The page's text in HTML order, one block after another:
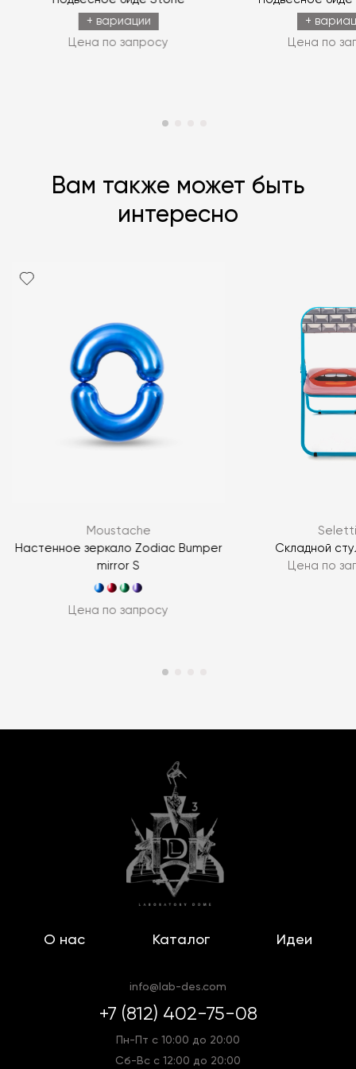
+ вариации
Цена по запросу
+
Цена по
Вам также может быть
интересно
Moustache
Настенное зеркало Zodiac Bumper
mirror S
Цена по запросу
Seletti
Складной
Цена по
О нас Каталог Идеи
info@lab-des.com
+7 (812) 402-75-08
Пн-Пт с 10:00 до 20:00
Сб-Вс с 12:00 до 20:00